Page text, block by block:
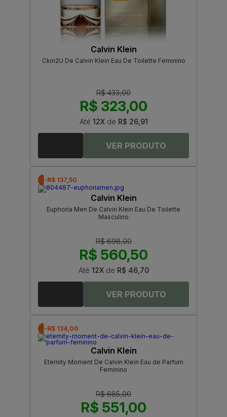
Calvin Klein
Ckin2U De Calvin Klein Eau De Toilette Feminino
R$ 433,00
R$ 323,00
Até 12Xde R$ 26,91
-R$ 137,50
Calvin Klein
Euphoria Men De Calvin Klein Eau De Toilette
Masculino
R$ 698,00
R$ 560,50
Até 12Xde R$ 46,70
-R$ 134,00
Calvin Klein
Eternity Moment De Calvin Klein Eau de Parfum
Feminino
R$ 685,00
R$ 551,00